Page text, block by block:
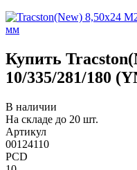
Купить
10/335/281/180
В наличии
На складе до 20 шт.
Артикул
00124110
PCD